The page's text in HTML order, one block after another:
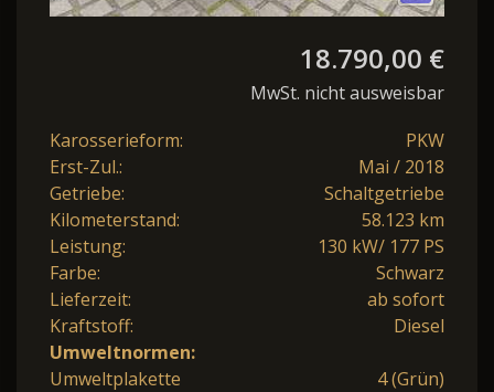
18.790,00 €
MwSt. nicht ausweisbar
Karosserieform:
PKW
Erst-Zul.:
Mai / 2018
Getriebe:
Schaltgetriebe
Kilometerstand:
58.123 km
Leistung:
130 kW/ 177 PS
Farbe:
Schwarz
Lieferzeit:
ab sofort
Kraftstoff:
Diesel
Umweltnormen:
Umweltplakette
4 (Grün)